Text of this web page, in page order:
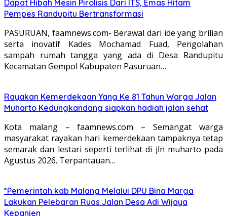
Dapat Hibah Mesin Pirolisis Dari ITS, Emas Hitam
Pempes Randupitu Bertransformasi
PASURUAN, faamnews.com- Berawal dari ide yang brilian
serta inovatif Kades Mochamad Fuad, Pengolahan
sampah rumah tangga yang ada di Desa Randupitu
Kecamatan Gempol Kabupaten Pasuruan…
Rayakan Kemerdekaan Yang Ke 81 Tahun Warga Jalan
Muharto Kedungkandang siapkan hadiah jalan sehat
Kota malang – faamnews.com – Semangat warga
masyarakat rayakan hari kemerdekaan tampaknya tetap
semarak dan lestari seperti terlihat di jln muharto pada
Agustus 2026. Terpantauan…
*Pemerintah kab Malang Melalui DPU Bina Marga
Lakukan Pelebaran Ruas Jalan Desa Adi Wijaya
Kepanjen